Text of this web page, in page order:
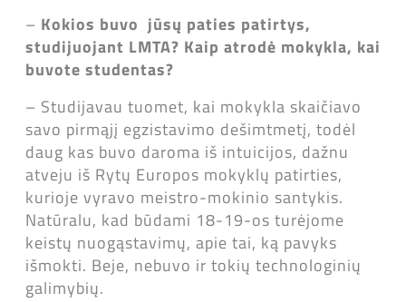
– Kokios buvo jūsų paties patirtys,
studijuojant LMTA? Kaip atrodė mokykla, kai
buvote studentas?
– Studijavau tuomet, kai mokykla skaičiavo
savo pirmąjį egzistavimo dešimtmetį, todėl
daug kas buvo daroma iš intuicijos, dažnu
atveju iš Rytų Europos mokyklų patirties,
kurioje vyravo meistro-mokinio santykis.
Natūralu, kad būdami 18-19-os turėjome
keistų nuogąstavimų, apie tai, ką pavyks
išmokti. Beje, nebuvo ir tokių technologinių
galimybių.